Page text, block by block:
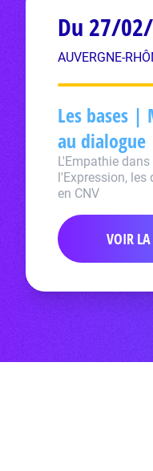
Du 27/
AUVERGNE-
Les bases |
au dialogue
L'Empathie
l'Expression,
en CNV
VOIR